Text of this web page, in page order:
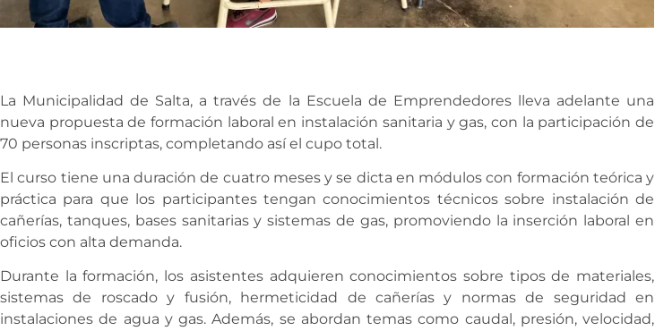
La Municipalidad de Salta, a través de la Escuela de Emprendedores lleva adelante una
nueva propuesta de formación laboral en instalación sanitaria y gas, con la participación de
70 personas inscriptas, completando así el cupo total.
El curso tiene una duración de cuatro meses y se dicta en módulos con formación teórica y
práctica para que los participantes tengan conocimientos técnicos sobre instalación de
cañerías, tanques, bases sanitarias y sistemas de gas, promoviendo la inserción laboral en
oficios con alta demanda.
Durante la formación, los asistentes adquieren conocimientos sobre tipos de materiales,
sistemas de roscado y fusión, hermeticidad de cañerías y normas de seguridad en
instalaciones de agua y gas. Además, se abordan temas como caudal, presión, velocidad,